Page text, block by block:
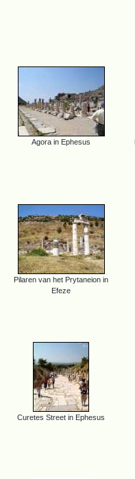
Agora in Ephesus
Pilaren van het Prytaneion in
Efeze
Curetes Street in Ephesus